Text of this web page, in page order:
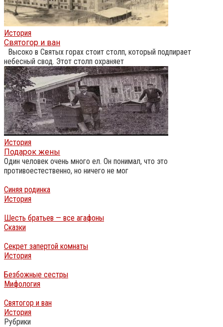
История
Святогор и ван
Высоко в Святых горах стоит столп, который подпирает
небесный свод. Этот столп охраняет
История
Подарок жены
Один человек очень много ел. Он понимал, что это
противоестественно, но ничего не мог
Синяя родинка
История
Шесть братьев — все агафоны
Сказки
Секрет запертой комнаты
История
Безбожные сестры
Мифология
Святогор и ван
История
Рубрики